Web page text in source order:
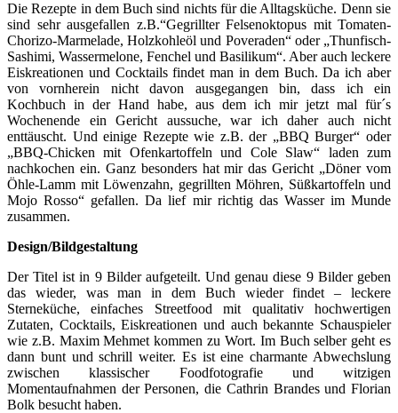
Die Rezepte in dem Buch sind nichts für die Alltagsküche. Denn sie
sind sehr ausgefallen z.B.“Gegrillter Felsenoktopus mit Tomaten-
Chorizo-Marmelade, Holzkohleöl und Poveraden“ oder „Thunfisch-
Sashimi, Wassermelone, Fenchel und Basilikum“. Aber auch leckere
Eiskreationen und Cocktails findet man in dem Buch. Da ich aber
von vornherein nicht davon ausgegangen bin, dass ich ein
Kochbuch in der Hand habe, aus dem ich mir jetzt mal für´s
Wochenende ein Gericht aussuche, war ich daher auch nicht
enttäuscht. Und einige Rezepte wie z.B. der „BBQ Burger“ oder
„BBQ-Chicken mit Ofenkartoffeln und Cole Slaw“ laden zum
nachkochen ein. Ganz besonders hat mir das Gericht „Döner vom
Öhle-Lamm mit Löwenzahn, gegrillten Möhren, Süßkartoffeln und
Mojo Rosso“ gefallen. Da lief mir richtig das Wasser im Munde
zusammen.
Design/Bildgestaltung
Der Titel ist in 9 Bilder aufgeteilt. Und genau diese 9 Bilder geben
das wieder, was man in dem Buch wieder findet – leckere
Sterneküche, einfaches Streetfood mit qualitativ hochwertigen
Zutaten, Cocktails, Eiskreationen und auch bekannte Schauspieler
wie z.B. Maxim Mehmet kommen zu Wort. Im Buch selber geht es
dann bunt und schrill weiter. Es ist eine charmante Abwechslung
zwischen klassischer Foodfotografie und witzigen
Momentaufnahmen der Personen, die Cathrin Brandes und Florian
Bolk besucht haben.